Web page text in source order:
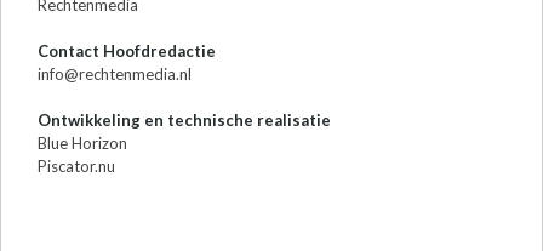
Rechtenmedia
Contact Hoofdredactie
info@rechtenmedia.nl
Ontwikkeling en technische realisatie
Blue Horizon
Piscator.nu